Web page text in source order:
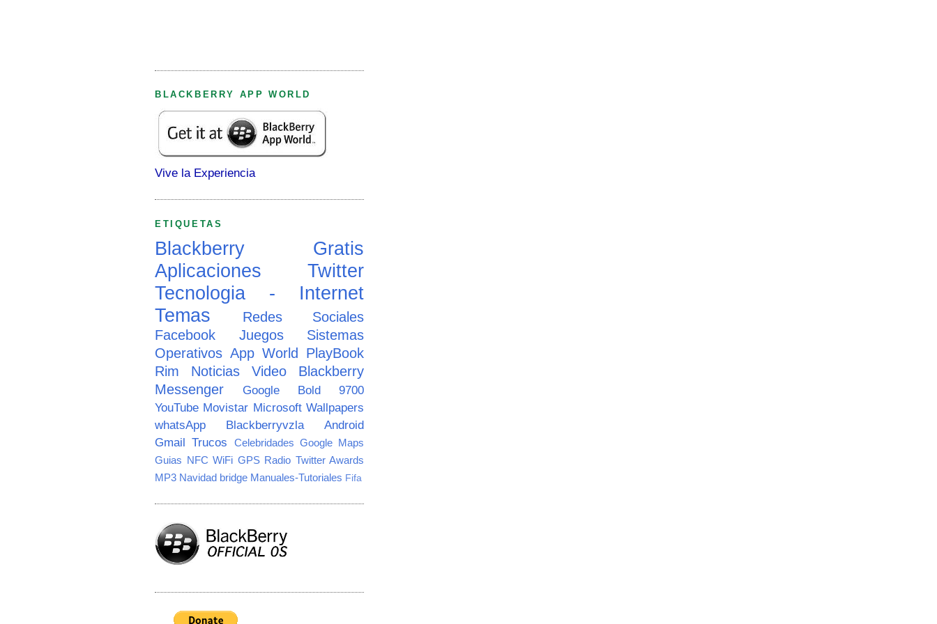
BLACKBERRY APP WORLD
Vive la Experiencia
ETIQUETAS
Blackberry
Gratis
Aplicaciones
Twitter
Tecnologia - Internet
Temas
Redes Sociales
Facebook
Juegos
Sistemas
Operativos App World PlayBook
Rim
Noticias Video
Blackberry
Messenger
Google
Bold 9700
YouTube Movistar Microsoft Wallpapers
whatsApp
Blackberryvzla
Android
Gmail Trucos Celebridades Google Maps
Guias NFC WiFi GPS Radio Twitter Awards
MP3 Navidad bridge Manuales-Tutoriales Fifa